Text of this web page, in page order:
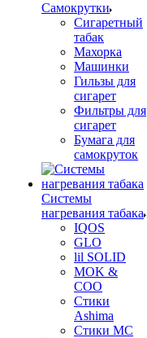
Самокрутки
Сигаретный
табак
Махорка
Машинки
Гильзы для
сигарет
Фильтры для
сигарет
Бумага для
самокруток
Системы
нагревания табака
IQOS
GLO
lil SOLID
MOK &
COO
Стики
Ashima
Стики MC